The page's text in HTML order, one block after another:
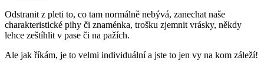
Odstranit z pleti to, co tam normálně nebývá, zanechat naše
charakteristické pihy či znaménka, trošku zjemnit vrásky, někdy
lehce zeštíhlit v pase či na pažích.
Ale jak říkám, je to velmi individuální a jste to jen vy na kom záleží!